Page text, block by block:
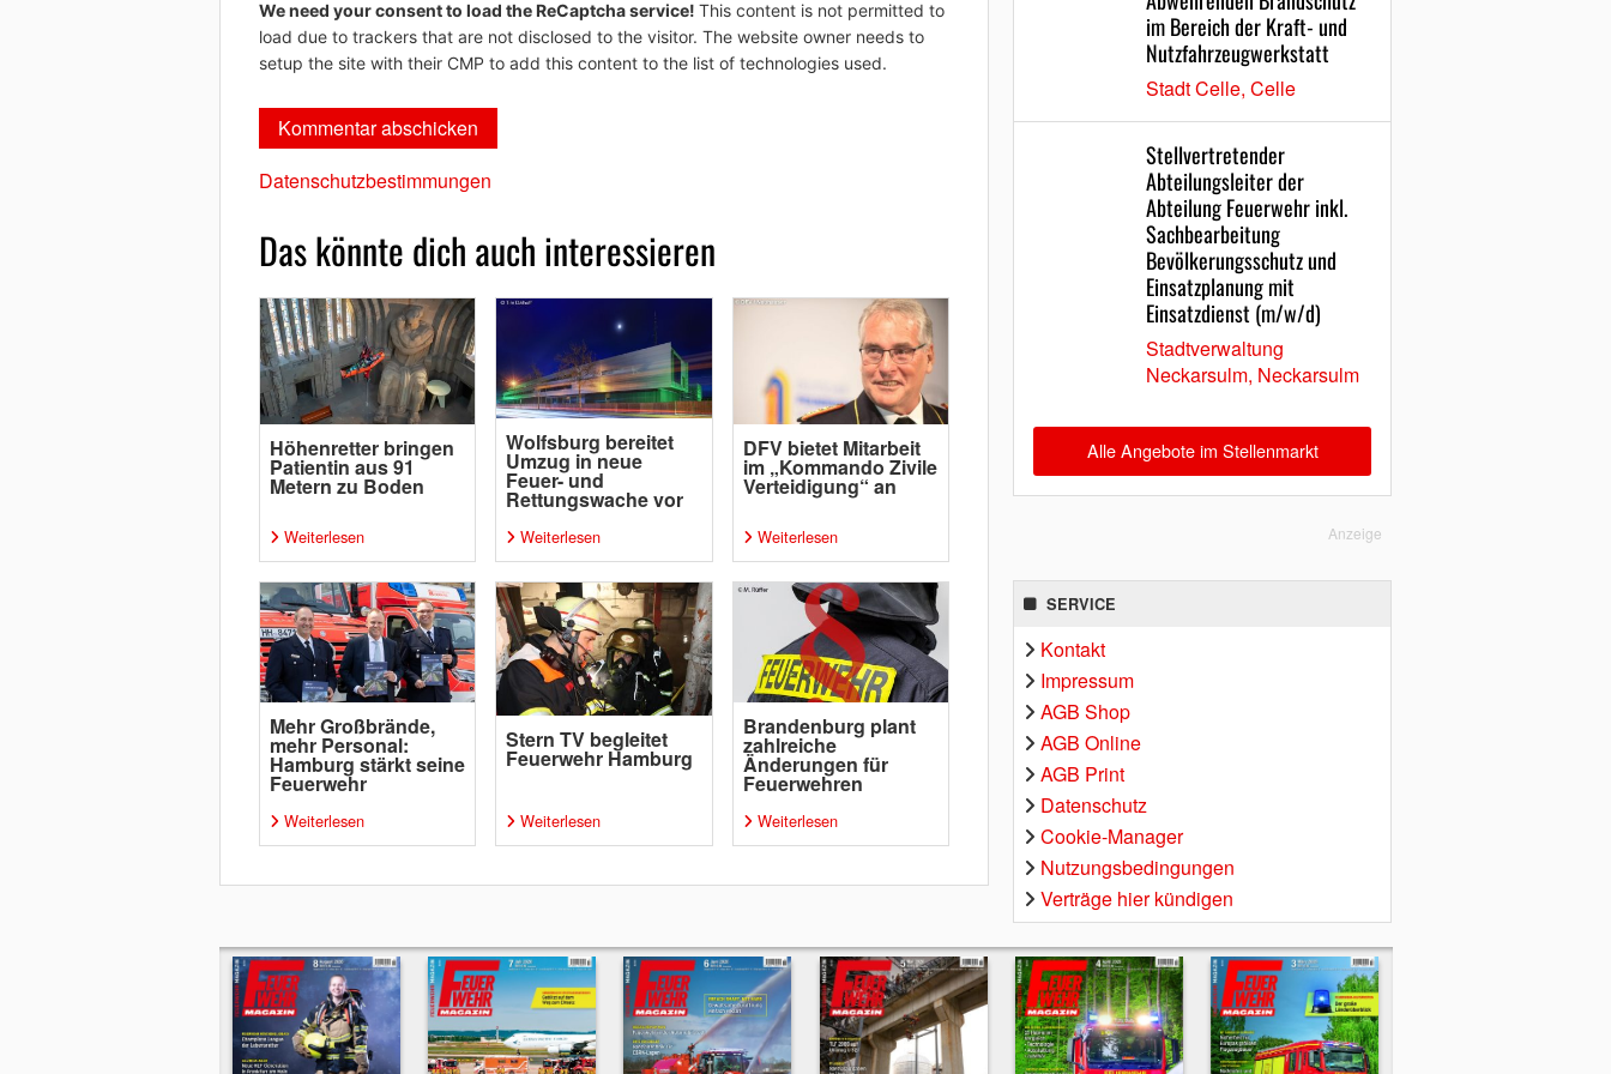
We need your consent to load the ReCaptcha service! This content is not permitted to
load due to trackers that are not disclosed to the visitor. The website owner needs to
setup the site with their CMP to add this content to the list of technologies used.
Datenschutzbestimmungen
Das könnte dich auch interessieren
Höhenretter bringen
Patientin aus 91
Metern zu Boden
Weiterlesen
Wolfsburg bereitet
Umzug in neue
Feuer- und
Rettungswache vor
Weiterlesen
DFV bietet Mitarbeit
im „Kommando Zivile
Verteidigung“ an
Weiterlesen
Mehr Großbrände,
mehr Personal:
Hamburg stärkt seine
Feuerwehr
Weiterlesen
Stern TV begleitet
Feuerwehr Hamburg
Weiterlesen
Brandenburg plant
zahlreiche
Änderungen für
Feuerwehren
Weiterlesen
im Bereich der Kraft- und
Nutzfahrzeugwerkstatt
Stadt Celle, Celle
Stellvertretender
Abteilungsleiter der
Abteilung Feuerwehr inkl.
Sachbearbeitung
Bevölkerungsschutz und
Einsatzplanung mit
Einsatzdienst (m/w/d)
Stadtverwaltung
Neckarsulm, Neckarsulm
Alle Angebote im Stellenmarkt
Anzeige
SERVICE
Kontakt
Impressum
AGB Shop
AGB Online
AGB Print
Datenschutz
Cookie-Manager
Nutzungsbedingungen
Verträge hier kündigen